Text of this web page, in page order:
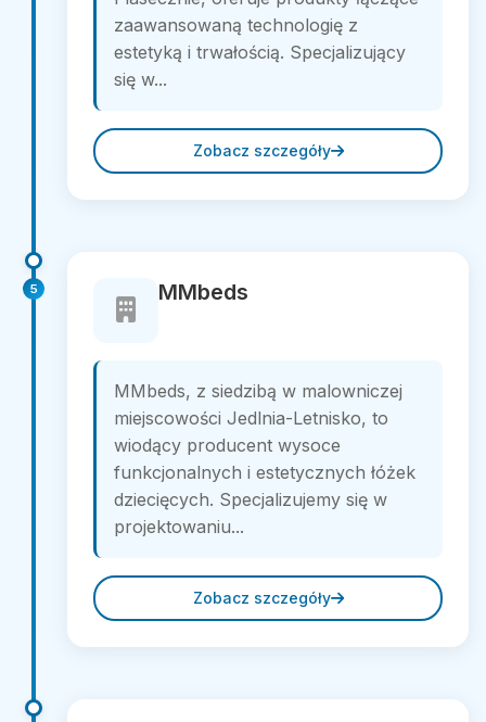
zaawansowaną technologię z
estetyką i trwałością. Specjalizujący
się w...
Zobacz szczegóły
5 MMbeds
MMbeds, z siedzibą w malowniczej
miejscowości Jedlnia-Letnisko, to
wiodący producent wysoce
funkcjonalnych i estetycznych łóżek
dziecięcych. Specjalizujemy się w
projektowaniu...
Zobacz szczegóły